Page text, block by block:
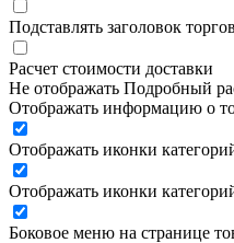
Подставлять заголовок
Расчет стоимости доставки
Не отображать Подробный
Отображать информацию о
Отображать иконки
Отображать иконки
Боковое меню на странице